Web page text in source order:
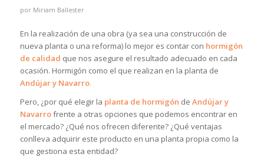
por Miriam Ballester
En la realización de una obra (ya sea una construcción de
nueva planta o una reforma) lo mejor es contar con hormigón
de calidad que nos asegure el resultado adecuado en cada
ocasión. Hormigón como el que realizan en la planta de
Andújar y Navarro.
Pero, ¿por qué elegir la planta de hormigón de Andújar y
Navarrofrente a otras opciones que podemos encontrar en
el mercado? ¿Qué nos ofrecen diferente? ¿Qué ventajas
conlleva adquirir este producto en una planta propia como la
que gestiona esta entidad?